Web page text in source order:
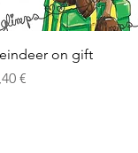
Vista rapida
on gift
€